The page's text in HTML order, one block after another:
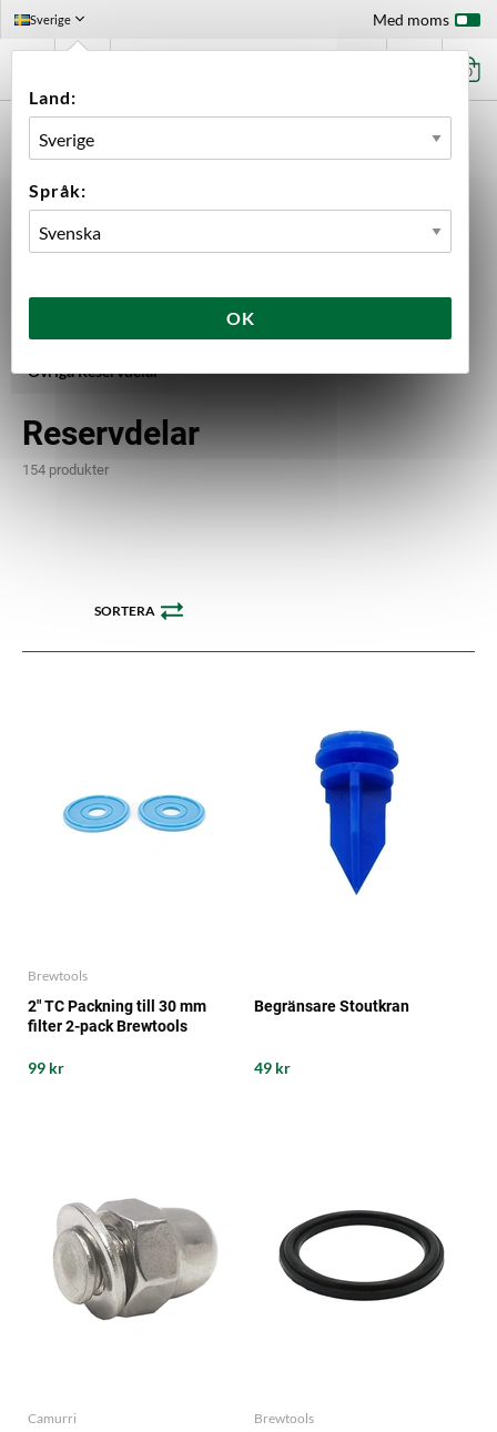
Sverige
Land:
Språk:
OK
Med moms
0
Blichmann
Camurri Fatdelar Grainfather Novax
Övriga Reservdelar
Reservdelar
154 produkter
SORTERA
Brewtools
2" TC Packning till 30 mm
filter 2-pack Brewtools
99 kr
Begränsare Stoutkran
49 kr
Camurri Brewtools